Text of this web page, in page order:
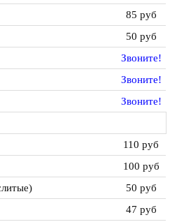
85 руб
50 руб
Звоните!
Звоните!
Звоните!
110 руб
100 руб
50 руб
47 руб